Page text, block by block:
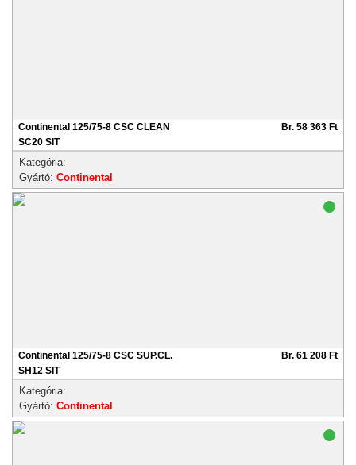
Continental 125/75-8 CSC CLEAN
SC20 SIT
Br. 58 363 Ft
Kategória:
Gyártó: Continental
Continental 125/75-8 CSC SUP.CL.
SH12 SIT
Br. 61 208 Ft
Kategória:
Gyártó: Continental